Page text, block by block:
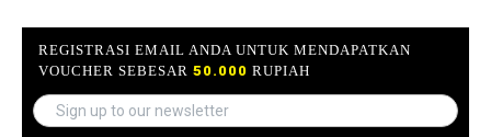
REGISTRASI EMAIL ANDA UNTUK MENDAPATKAN
VOUCHER SEBESAR 50.000 RUPIAH